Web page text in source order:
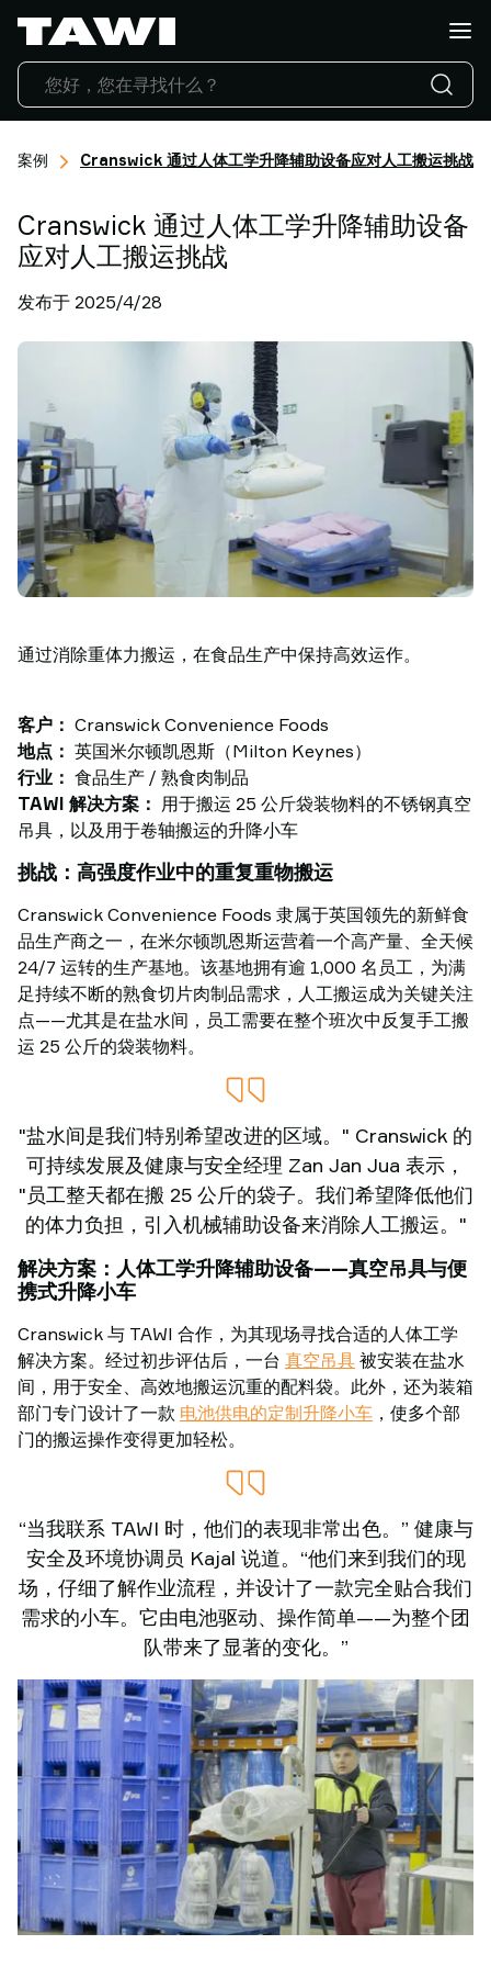
案例 Cranswick 通过人体工学升降辅助设备应对人工搬运挑战
Cranswick 通过人体工学升降辅助设备
应对人工搬运挑战
发布于 2025/4/28
通过消除重体力搬运，在食品生产中保持高效运作。
客户： Cranswick Convenience Foods
地点： 英国米尔顿凯恩斯（Milton Keynes）
行业： 食品生产 / 熟食肉制品
TAWI 解决方案： 用于搬运 25 公斤袋装物料的不锈钢真空
吊具，以及用于卷轴搬运的升降小车
挑战：高强度作业中的重复重物搬运
Cranswick Convenience Foods 隶属于英国领先的新鲜食
品生产商之一，在米尔顿凯恩斯运营着一个高产量、全天候
24/7 运转的生产基地。该基地拥有逾 1,000 名员工，为满
足持续不断的熟食切片肉制品需求，人工搬运成为关键关注
点——尤其是在盐水间，员工需要在整个班次中反复手工搬
运 25 公斤的袋装物料。
"盐水间是我们特别希望改进的区域。" Cranswick 的
可持续发展及健康与安全经理 Zan Jan Jua 表示，
"员工整天都在搬 25 公斤的袋子。我们希望降低他们
的体力负担，引入机械辅助设备来消除人工搬运。"
解决方案：人体工学升降辅助设备——真空吊具与便
携式升降小车
Cranswick 与 TAWI 合作，为其现场寻找合适的人体工学
解决方案。经过初步评估后，一台 真空吊具 被安装在盐水
间，用于安全、高效地搬运沉重的配料袋。此外，还为装箱
部门专门设计了一款 电池供电的定制升降小车 ，使多个部
门的搬运操作变得更加轻松。
“当我联系 TAWI 时，他们的表现非常出色。” 健康与
安全及环境协调员 Kajal 说道。“他们来到我们的现
场，仔细了解作业流程，并设计了一款完全贴合我们
需求的小车。它由电池驱动、操作简单——为整个团
队带来了显著的变化。”
你
想
搬
运
什
产
行
业
用
服
与
支
持
成
功
案
例
搬
察
系
TAWI
为
什
么
选
择